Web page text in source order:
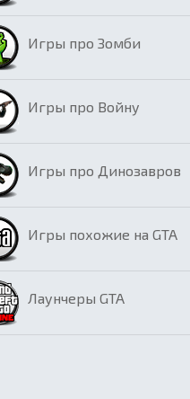
Игры про Зомби
Игры про Войну
Игры про Динозавров
Игры похожие на GTA
Лаунчеры GTA